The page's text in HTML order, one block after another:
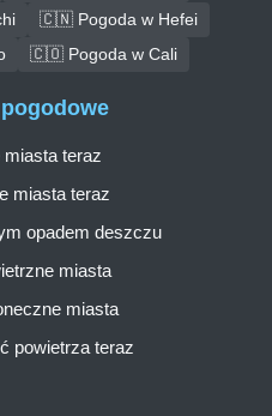
🇨🇳 Pogoda w Hefei
🇨🇴 Pogoda w Cali
teraz
miasta teraz
opadem deszczu
miasta
miasta
powietrza teraz